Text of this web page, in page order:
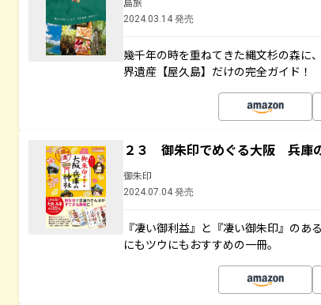
2024.03.14 発売
幾千年の時を重ねてきた縄文杉の森に
界遺産【屋久島】だけの完全ガイド！
２３ 御朱印でめぐる大阪 兵
御朱印
2024.07.04 発売
『凄い御利益』と『凄い御朱印』の
にもツウにもおすすめの一冊。